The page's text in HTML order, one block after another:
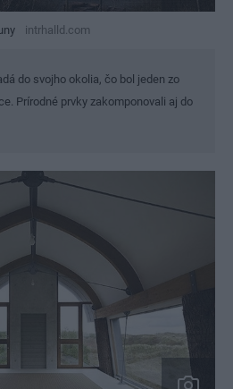
intrhalld.com
do svojho okolia, čo bol jeden zo
Prírodné prvky zakomponovali aj do